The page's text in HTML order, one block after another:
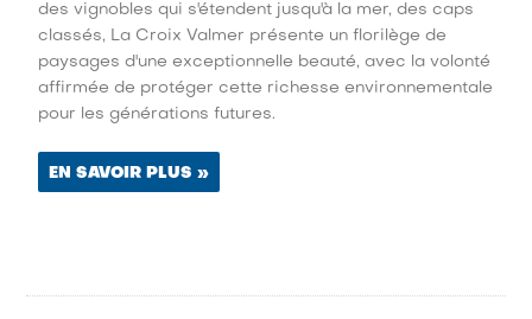
des vignobles qui s'étendent jusqu'à la mer, des caps
classés, La Croix Valmer présente un florilège de
paysages d'une exceptionnelle beauté, avec la volonté
affirmée de protéger cette richesse environnementale
pour les générations futures.
EN SAVOIR PLUS »